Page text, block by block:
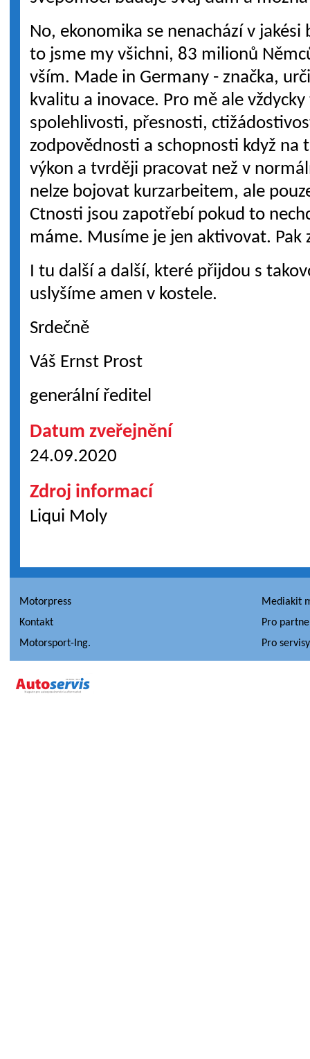
No, ekonomika se nenachází v
to jsme my všichni, 83 milionů
vším. Made in Germany - značka,
kvalitu a inovace. Pro mě ale
spolehlivosti, přesnosti,
zodpovědnosti a schopnosti když na
výkon a tvrději pracovat než v
nelze bojovat kurzarbeitem, ale
Ctnosti jsou zapotřebí pokud to
máme. Musíme je jen aktivovat.
I tu další a další, které přijdou s
uslyšíme amen v kostele.
Srdečně
Váš Ernst Prost
generální ředitel
Datum zveřejnění
24.09.2020
Zdroj informací
Liqui Moly
Motorpress
Mediakit
Kontakt
Pro
Motorsport-Ing.
Pro servisy